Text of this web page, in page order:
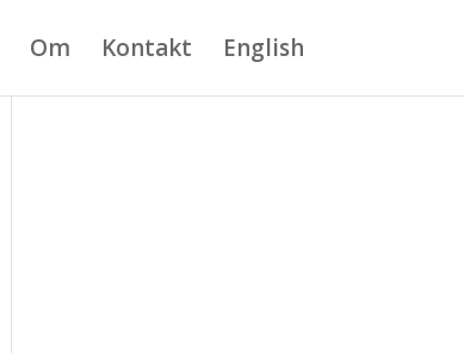
Om Kontakt English